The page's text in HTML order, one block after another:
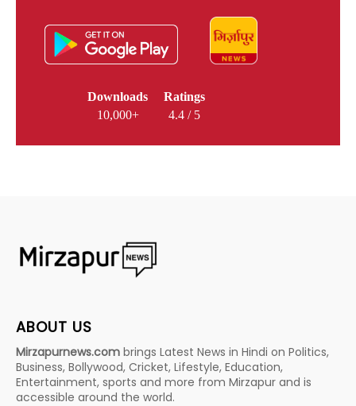
Downloads
10,000+
Ratings
4.4 / 5
ABOUT US
Mirzapurnews.com brings Latest News in Hindi on Politics,
Business, Bollywood, Cricket, Lifestyle, Education,
Entertainment, sports and more from Mirzapur and is
accessible around the world.